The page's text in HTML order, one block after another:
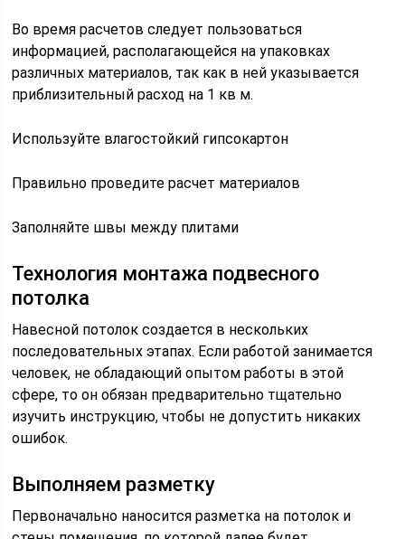
Во время расчетов следует пользоваться
информацией, располагающейся на упаковках
различных материалов, так как в ней указывается
приблизительный расход на 1 кв м.
Используйте влагостойкий гипсокартон
Правильно проведите расчет материалов
Заполняйте швы между плитами
Технология монтажа подвесного
потолка
Навесной потолок создается в нескольких
последовательных этапах. Если работой занимается
человек, не обладающий опытом работы в этой
сфере, то он обязан предварительно тщательно
изучить инструкцию, чтобы не допустить никаких
ошибок.
Выполняем разметку
Первоначально наносится разметка на потолок и